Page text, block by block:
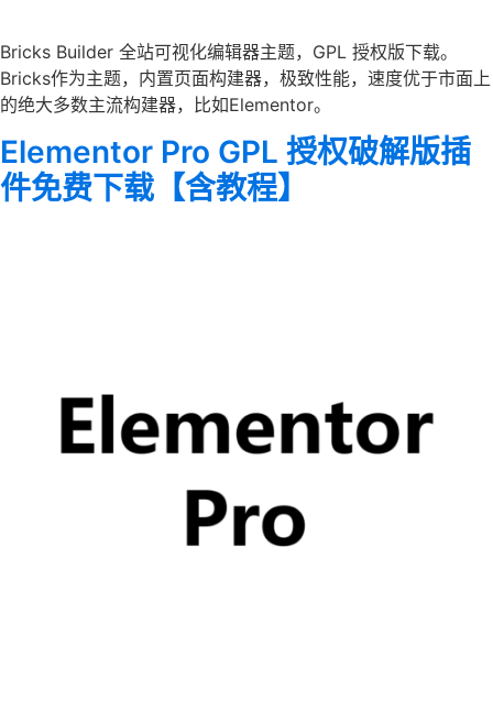
Bricks Builder 全站可视化编辑器主题，GPL 授权版下载。
Bricks作为主题，内置页面构建器，极致性能，速度优于市面上
的绝大多数主流构建器，比如Elementor。
Elementor Pro GPL 授权破解版插
件免费下载【含教程】